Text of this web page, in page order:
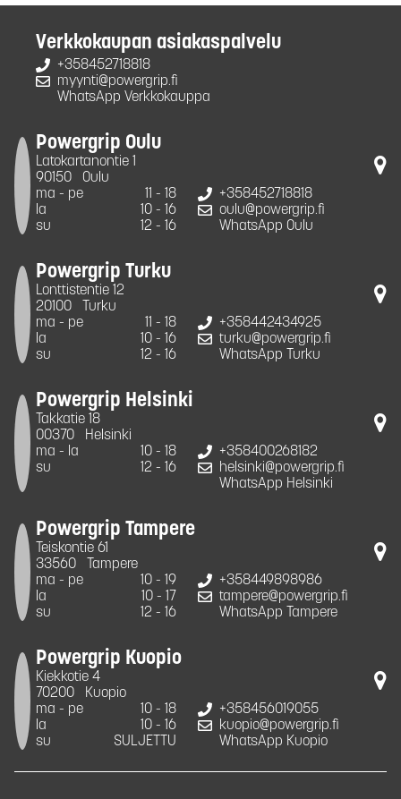
Verkkokaupan asiakaspalvelu
+358452718818
myynti@powergrip.fi
WhatsApp Verkkokauppa
Powergrip Oulu
Latokartanontie 1
90150
Oulu
ma - pe
11 - 18
la
10 - 16
su
12 - 16
+358452718818
oulu@powergrip.fi
WhatsApp Oulu
Powergrip Turku
Lonttistentie 12
20100
Turku
ma - pe
11 - 18
la
10 - 16
su
12 - 16
+358442434925
turku@powergrip.fi
WhatsApp Turku
Powergrip Helsinki
Takkatie 18
00370
Helsinki
ma - la
10 - 18
su
12 - 16
+358400268182
helsinki@powergrip.fi
WhatsApp Helsinki
Powergrip Tampere
Teiskontie 61
33560
Tampere
ma - pe
10 - 19
la
10 - 17
su
12 - 16
+358449898986
tampere@powergrip.fi
WhatsApp Tampere
Powergrip Kuopio
Kiekkotie 4
70200
Kuopio
ma - pe
10 - 18
la
10 - 16
su
SULJETTU
+358456019055
kuopio@powergrip.fi
WhatsApp Kuopio